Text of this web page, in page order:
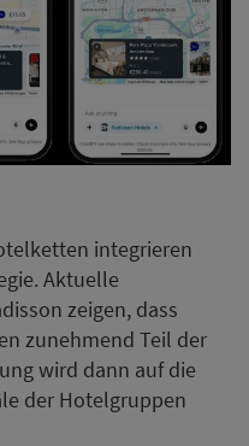
integrieren
Aktuelle
zeigen, dass
zunehmend Teil der
wird dann auf die
der Hotelgruppen